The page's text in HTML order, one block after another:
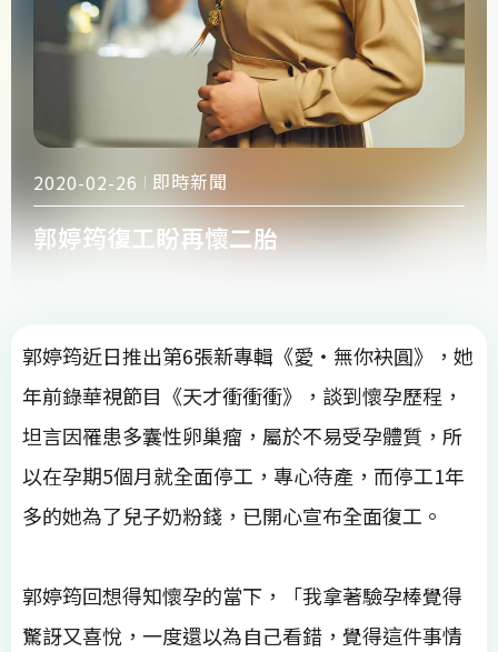
2020-02-26 即時新聞
郭婷筠復工盼再懷二胎
郭婷筠近日推出第6張新專輯《愛‧無你袂圓》，她
年前錄華視節目《天才衝衝衝》，談到懷孕歷程，
坦言因罹患多囊性卵巢瘤，屬於不易受孕體質，所
以在孕期5個月就全面停工，專心待產，而停工1年
多的她為了兒子奶粉錢，已開心宣布全面復工。
郭婷筠回想得知懷孕的當下，「我拿著驗孕棒覺得
驚訝又喜悅，一度還以為自己看錯，覺得這件事情